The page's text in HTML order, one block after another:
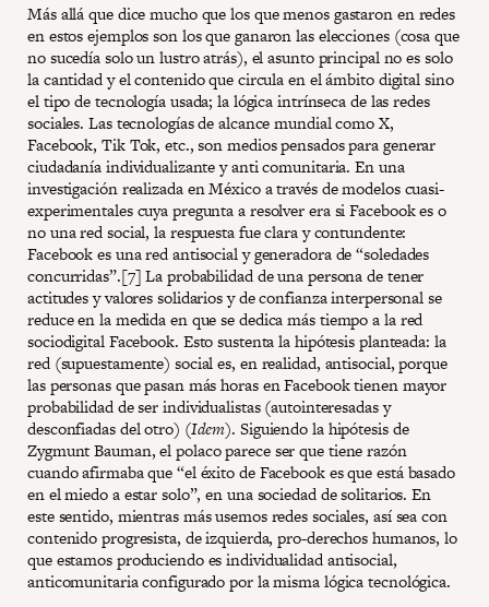
Más allá que dice mucho que los que menos gastaron en redes
en estos ejemplos son los que ganaron las elecciones (cosa que
no sucedía solo un lustro atrás), el asunto principal no es solo
la cantidad y el contenido que circula en el ámbito digital sino
el tipo de tecnología usada; la lógica intrínseca de las redes
sociales. Las tecnologías de alcance mundial como X,
Facebook, Tik Tok, etc., son medios pensados para generar
ciudadanía individualizante y anti comunitaria. En una
investigación realizada en México a través de modelos cuasi-
experimentales cuya pregunta a resolver era si Facebook es o
no una red social, la respuesta fue clara y contundente:
Facebook es una red antisocial y generadora de “soledades
concurridas”.[7] La probabilidad de una persona de tener
actitudes y valores solidarios y de confianza interpersonal se
reduce en la medida en que se dedica más tiempo a la red
sociodigital Facebook. Esto sustenta la hipótesis planteada: la
red (supuestamente) social es, en realidad, antisocial, porque
las personas que pasan más horas en Facebook tienen mayor
probabilidad de ser individualistas (autointeresadas y
desconfiadas del otro) (Idem). Siguiendo la hipótesis de
Zygmunt Bauman, el polaco parece ser que tiene razón
cuando afirmaba que “el éxito de Facebook es que está basado
en el miedo a estar solo”, en una sociedad de solitarios. En
este sentido, mientras más usemos redes sociales, así sea con
contenido progresista, de izquierda, pro-derechos humanos, lo
que estamos produciendo es individualidad antisocial,
anticomunitaria configurado por la misma lógica tecnológica.